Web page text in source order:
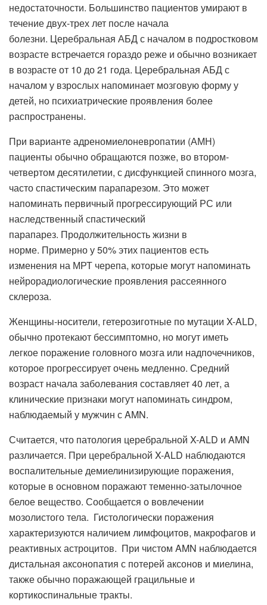
недостаточности. Большинство пациентов умирают в
течение двух-трех лет после начала
болезни. Церебральная АБД с началом в подростковом
возрасте встречается гораздо реже и обычно возникает
в возрасте от 10 до 21 года. Церебральная АБД с
началом у взрослых напоминает мозговую форму у
детей, но психиатрические проявления более
распространены.
При варианте адреномиелоневропатии (АМН)
пациенты обычно обращаются позже, во втором-
четвертом десятилетии, с дисфункцией спинного мозга,
часто спастическим парапарезом. Это может
напоминать первичный прогрессирующий РС или
наследственный спастический
парапарез. Продолжительность жизни в
норме. Примерно у 50% этих пациентов есть
изменения на МРТ черепа, которые могут напоминать
нейрорадиологические проявления рассеянного
склероза.
Женщины-носители, гетерозиготные по мутации X-ALD,
обычно протекают бессимптомно, но могут иметь
легкое поражение головного мозга или надпочечников,
которое прогрессирует очень медленно. Средний
возраст начала заболевания составляет 40 лет, а
клинические признаки могут напоминать синдром,
наблюдаемый у мужчин с AMN.
Считается, что патология церебральной X-ALD и AMN
различается. При церебральной X-ALD наблюдаются
воспалительные демиелинизирующие поражения,
которые в основном поражают теменно-затылочное
белое вещество. Сообщается о вовлечении
мозолистого тела. Гистологически поражения
характеризуются наличием лимфоцитов, макрофагов и
реактивных астроцитов. При чистом AMN наблюдается
дистальная аксонопатия с потерей аксонов и миелина,
также обычно поражающей грацильные и
кортикоспинальные тракты.